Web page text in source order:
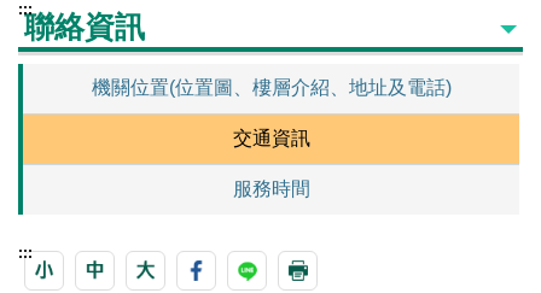
:::聯絡資訊
機關位置(位置圖、樓層介紹、地址及電話)
交通資訊
服務時間
:::